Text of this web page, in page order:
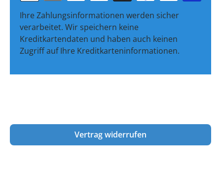
Ihre Zahlungsinformationen werden sicher
verarbeitet. Wir speichern keine
Kreditkartendaten und haben auch keinen
Zugriff auf Ihre Kreditkarteninformationen.
Vertrag widerrufen